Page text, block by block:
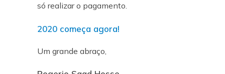
só realizar o pagamento.
2020 começa agora!
Um grande abraço,